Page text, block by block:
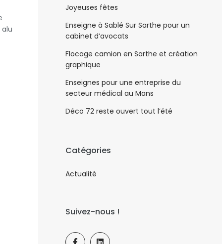
Joyeuses fêtes
Enseigne à Sablé Sur Sarthe pour un
cabinet d’avocats
Flocage camion en Sarthe et création
graphique
Enseignes pour une entreprise du
secteur médical au Mans
Déco 72 reste ouvert tout l’été
Catégories
Actualité
Suivez-nous !